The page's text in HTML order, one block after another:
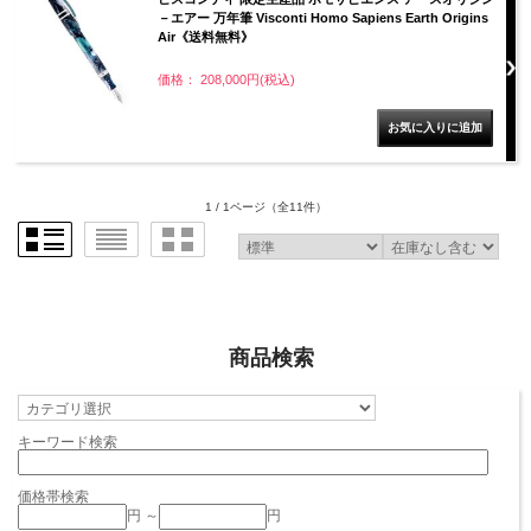
－エアー 万年筆 Visconti Homo Sapiens Earth Origins
Air《送料無料》
価格： 208,000円(税込)
1 / 1ページ （全11件）
商品検索
キーワード検索
価格帯検索
円 ～
円